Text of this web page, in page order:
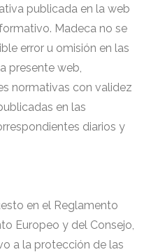
publicada en la web
Madeca no se
error u omisión en las
presente web,
normativas con validez
en las
diarios y
en el Reglamento
Europeo y del Consejo,
a la protección de las